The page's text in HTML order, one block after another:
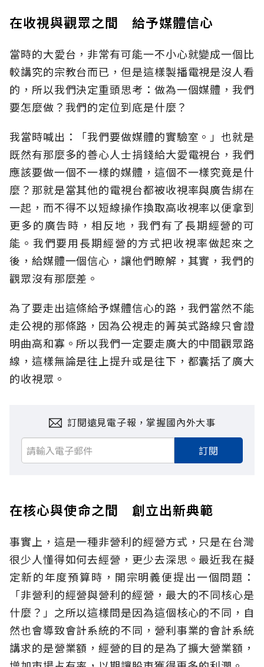
在收視與觀眾之間 給予媒體信心
當時的大愛台，非常有可能一不小心就變成一個比
較講究的宗教台而已，但是這樣製播電視是沒人看
的，所以我們決定重頭思考：做為一個媒體，我們
要怎麼做？我們的定位到底是什麼？
我當時喊出：「我們要做媒體的實驗室。」也就是
既然有那麼多的善心人士捐錢給大愛電視台，我們
應該要做一個不一樣的媒體，這個不一樣究竟是什
麼？那就是當其他的電視台都被收視率與廣告綁在
一起，而不得不以短線操作換取高收視率以便拿到
更多的廣告時，相反地，我們有了長期經營的可
能。我們要用長期經營的方式把收視率做起來之
後，給媒體一個信心，讓他們瞭解，其實，我們的
觀眾沒有那麼差。
為了要走出這條給予媒體信心的路，我們當然不能
走公視的那條路，因為公視走的菁英式路線只會證
明曲高和寡。所以我們一定要走廣大的中間觀眾路
線，這樣無論是往上提升或是往下，都囊括了廣大
的收視眾。
訂閱遠見電子報，掌握國內外大事
訂閱
在核心與使命之間 創立出新典範
事實上，這是一種非營利的經營方式，只是在台灣
很少人懂得如何去經營，更少去深思。最近我在擬
定新的年度預算時，開宗明義便提出一個問題：
「非營利的經營與營利的經營，最大的不同核心是
什麼？」之所以這樣問是因為這個核心的不同，自
然也會導致會計系統的不同，營利事業的會計系統
講求的是營業額，經營的目的是為了擴大營業額，